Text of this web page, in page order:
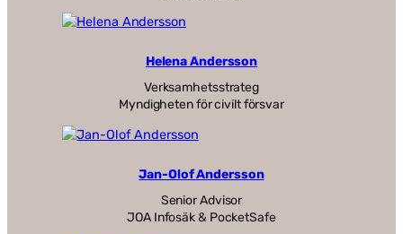
Helena Andersson
Verksamhetsstrateg
Myndigheten för civilt försvar
Jan-Olof Andersson
Senior Advisor
JOA Infosäk & PocketSafe